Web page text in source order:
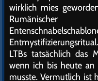
wirklich mies
Rumänischer
LTBs tatsächlich das
wenn ich bis heute an
musste. Vermutlich ist